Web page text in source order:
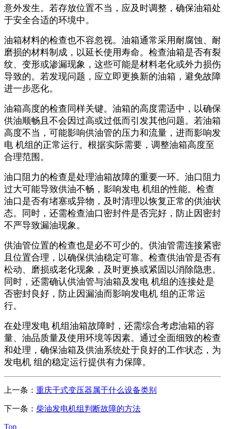
意外发生。若存放位置不当，应及时调整，确保油箱处
于安全合适的环境中。
油箱材料的检查也不容忽视。油箱通常采用耐腐蚀、耐
磨损的材料制成，以延长使用寿命。检查油箱是否有裂
纹、变形或渗漏现象，这些可能是材料老化或外力损伤
导致的。若发现问题，应立即更换新的油箱，避免故障
进一步恶化。
油箱高度的检查同样关键。油箱的高度需适中，以确保
供油顺畅且不会因过高或过低而引发其他问题。若油箱
高度不当，可能影响供油管的压力和流量，进而影响发
电 机组的正常运行。根据实际需要，调整油箱高度至
合理范围。
油口阻力的检查是处理油箱故障的重要一环。油口阻力
过大可能导致供油不畅，影响发电 机组的性能。检查
油口是否有堵塞或异物，及时清理以恢复正常的供油状
态。同时，还需检查油口密封件是否完好，防止因密封
不严导致漏油现象。
供油管位置的检查也是必不可少的。供油管需连接紧密
且位置合理，以确保供油稳定可靠。检查供油管是否有
松动、磨损或老化现象，及时更换或紧固以消除隐患。
同时，还需确认供油管与油箱及发电 机组的连接处是
否密封良好，防止因漏油而影响发电机 组的正常运
行。
在处理发电 机组油箱故障时，还需综合考虑油箱的容
量、油品质量及使用环境等因素。通过全面细致的检查
和处理，确保油箱及供油系统处于良好的工作状态，为
发电机 组的稳定运行提供有力保障。
上一条： 重庆干式变压器属于什么设备类别
下一条： 柴油发电机组判断故障的方法
Top